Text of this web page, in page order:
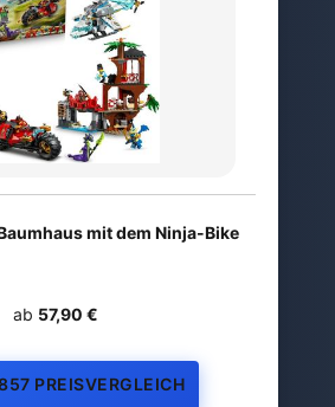
mit dem Ninja-Bike
ab 57,90 €
PREISVERGLEICH